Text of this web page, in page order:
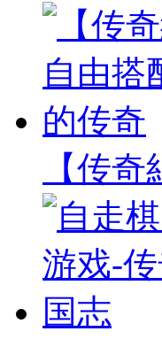
【传